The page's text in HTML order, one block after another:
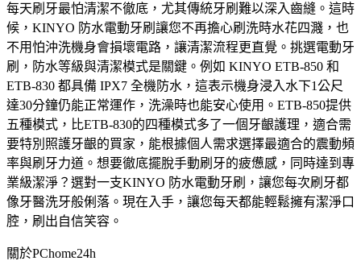
每天刷牙最怕清潔不徹底，尤其傳統牙刷難以深入齒縫。這時
候，KINYO 防水電動牙刷讓您不再擔心刷洗時水花四濺，也
不用怕沖洗機身會損壞電路，讓清潔流程更直覺。挑選電動牙
刷，防水等級與清潔模式是關鍵。例如 KINYO ETB-850 和
ETB-830 都具備 IPX7 全機防水，這表示機身浸入水下1公尺
達30分鐘仍能正常運作，洗澡時也能安心使用。ETB-850提供
五種模式，比ETB-830的四種模式多了一個牙齦護理，適合需
要特別照護牙齦的買家，能根據個人需求選擇最適合的震動頻
率與刷牙力道。想要徹底擺脫手動刷牙的疲憊感，同時達到專
業級潔淨？選對一支KINYO 防水電動牙刷，讓您每次刷牙都
像牙醫洗牙般俐落。現在入手，讓您每天都能輕鬆擁有潔淨口
腔，刷出自信笑容。
關於PChome24h